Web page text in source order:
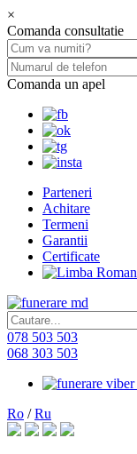
×
Comanda consultatie
Comanda un apel
Parteneri
Achitare
Termeni
Garantii
Certificate
078 503 503
068 303 503
Ro /Ru